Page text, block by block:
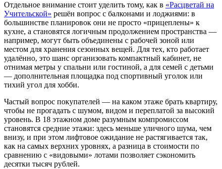
Отдельное внимание стоит уделить тому, как в «Расцветай на
Учительской» решён вопрос с балконами и лоджиями: в
большинстве планировок они не просто «прицеплены» к
кухне, а становятся логичным продолжением пространства —
например, могут быть объединены с рабочей зоной или
местом для хранения сезонных вещей. Для тех, кто работает
удалённо, это шанс организовать компактный кабинет, не
отнимая метры у спальни или гостиной, а для семей с детьми
— дополнительная площадка под спортивный уголок или
тихий угол для хобби.
Частый вопрос покупателей — на каком этаже брать квартиру,
чтобы не прогадать с шумом, видом и переплатой за высокий
уровень. В 18 этажном доме разумным компромиссом
становятся средние этажи: здесь меньше уличного шума, чем
внизу, и при этом лифтовое ожидание не растягивается так,
как на самых верхних уровнях, а разница в стоимости по
сравнению с «видовыми» лотами позволяет сэкономить
десятки тысяч рублей.